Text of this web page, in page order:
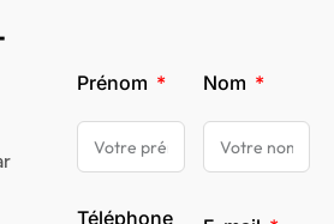
Prénom Nom
Téléphone